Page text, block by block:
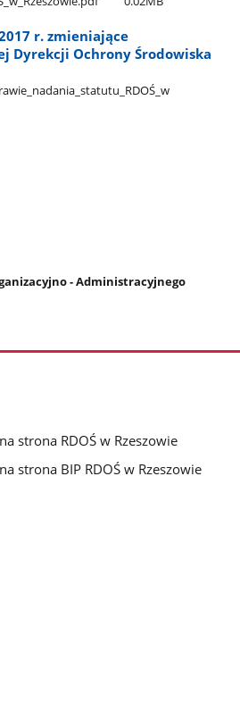
r. zmieniające
Dyrekcji Ochrony Środowiska
- Administracyjnego
strona RDOŚ w Rzeszowie
strona BIP RDOŚ w Rzeszowie